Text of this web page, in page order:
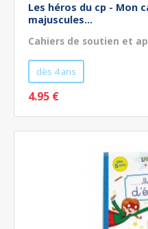
Les héros du cp - Mon
majuscules...
Cahiers de soutien et
dès 4 ans
4.95 €